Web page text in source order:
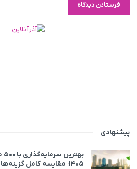
پیشنهادی
۱۴۰۵؛ مقایسه کامل گزینه‌های سودآور